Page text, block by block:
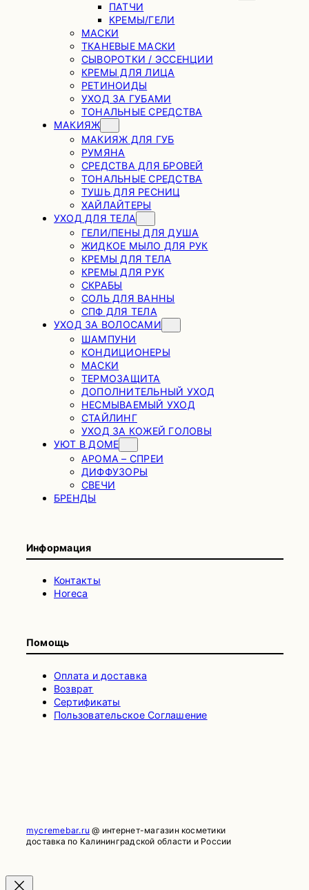
ПАТЧИ
КРЕМЫ/ГЕЛИ
МАСКИ
ТКАНЕВЫЕ МАСКИ
СЫВОРОТКИ / ЭССЕНЦИИ
КРЕМЫ ДЛЯ ЛИЦА
РЕТИНОИДЫ
УХОД ЗА ГУБАМИ
ТОНАЛЬНЫЕ СРЕДСТВА
МАКИЯЖ
МАКИЯЖ ДЛЯ ГУБ
РУМЯНА
СРЕДСТВА ДЛЯ БРОВЕЙ
ТОНАЛЬНЫЕ СРЕДСТВА
ТУШЬ ДЛЯ РЕСНИЦ
ХАЙЛАЙТЕРЫ
УХОД ДЛЯ ТЕЛА
ГЕЛИ/ПЕНЫ ДЛЯ ДУША
ЖИДКОЕ МЫЛО ДЛЯ РУК
КРЕМЫ ДЛЯ ТЕЛА
КРЕМЫ ДЛЯ РУК
СКРАБЫ
СОЛЬ ДЛЯ ВАННЫ
СПФ ДЛЯ ТЕЛА
УХОД ЗА ВОЛОСАМИ
ШАМПУНИ
КОНДИЦИОНЕРЫ
МАСКИ
ТЕРМОЗАЩИТА
ДОПОЛНИТЕЛЬНЫЙ УХОД
НЕСМЫВАЕМЫЙ УХОД
СТАЙЛИНГ
УХОД ЗА КОЖЕЙ ГОЛОВЫ
УЮТ В ДОМЕ
АРОМА – СПРЕИ
ДИФФУЗОРЫ
СВЕЧИ
БРЕНДЫ
Информация
Контакты
Horeca
Помощь
Оплата и доставка
Возврат
Сертификаты
Пользовательское Соглашение
mycremebar.ru @ интернет-магазин косметики
доставка по Калининградской области и России